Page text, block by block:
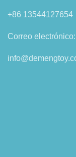
+86 13544127654
Correo electrónico: